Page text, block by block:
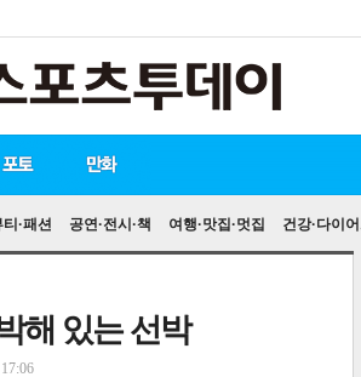
티·패션 공연·전시·책 여행·맛집·멋집 건강·다이
방탄소년단
손흥민
유아인
해 있는 선박